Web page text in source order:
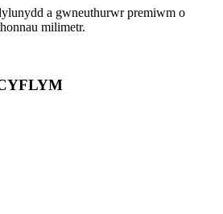
a gwneuthurwr premiwm o
milimetr.